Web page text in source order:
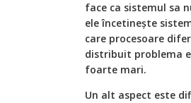
face ca sistemul sa
ele încetineşte
care procesoare
distribuit problema
foarte mari.
Un alt aspect este